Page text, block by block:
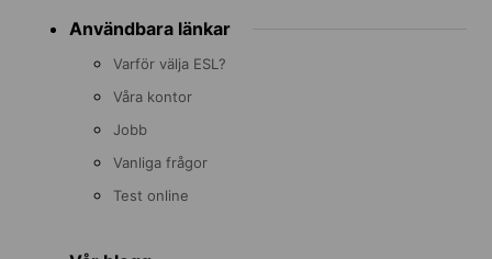
Användbara länkar
Varför välja ESL?
Våra kontor
Jobb
Vanliga frågor
Test online